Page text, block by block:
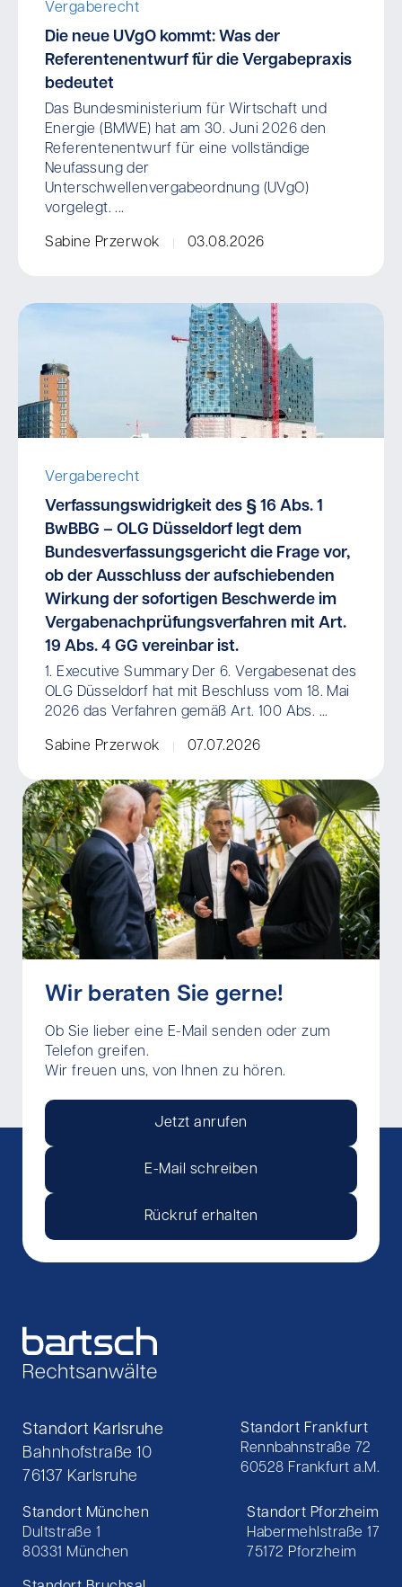
Vergaberecht
Die neue UVgO kommt: Was der
Referentenentwurf für die Vergabepraxis
bedeutet
Das Bundesministerium für Wirtschaft und
Energie (BMWE) hat am 30. Juni 2026 den
Referentenentwurf für eine vollständige
Neufassung der
Unterschwellenvergabeordnung (UVgO)
vorgelegt. ...
Sabine Przerwok 03.08.2026
Vergaberecht
Verfassungswidrigkeit des § 16 Abs. 1
BwBBG – OLG Düsseldorf legt dem
Bundesverfassungsgericht die Frage vor,
ob der Ausschluss der aufschiebenden
Wirkung der sofortigen Beschwerde im
Vergabenachprüfungsverfahren mit Art.
19 Abs. 4 GG vereinbar ist.
1. Executive Summary Der 6. Vergabesenat des
OLG Düsseldorf hat mit Beschluss vom 18. Mai
2026 das Verfahren gemäß Art. 100 Abs. ...
Sabine Przerwok 07.07.2026
Wir beraten Sie gerne!
Ob Sie lieber eine E-Mail senden oder zum
Telefon greifen.
Wir freuen uns, von Ihnen zu hören.
Jetzt anrufen
E-Mail schreiben
Rückruf erhalten
Standort Karlsruhe
Bahnhofstraße 10
76137 Karlsruhe
Standort Frankfurt
Rennbahnstraße 72
60528 Frankfurt a.M.
Standort München
Dultstraße 1
80331 München
Standort Pforzheim
Habermehlstraße 17
75172 Pforzheim